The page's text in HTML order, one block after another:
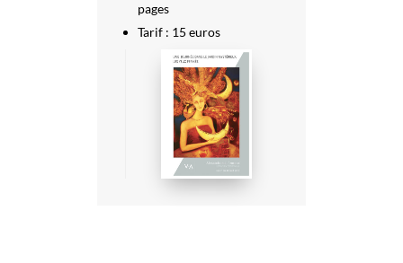
pages
Tarif : 15 euros